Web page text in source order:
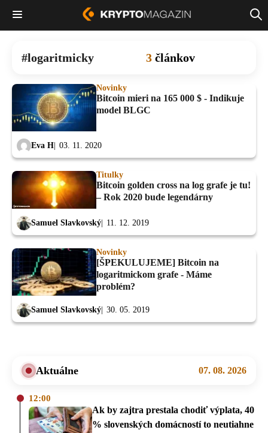
logaritmicky 3 článkov
Novinky
Bitcoin mieri na 165 000 $ - Indikuje
model BLGC
Eva H 03. 11. 2020
Titulky
Bitcoin golden cross na log grafe je tu!
– Rok 2020 bude legendárny
Samuel Slavkovský 11. 12. 2019
Novinky
[ŠPEKULUJEME] Bitcoin na
logaritmickom grafe - Máme
problém?
Samuel Slavkovský 30. 05. 2019
Aktuálne 07. 08. 2026
12:00
Ak by zajtra prestala chodiť výplata, 40
% slovenských domácností to neutiahne